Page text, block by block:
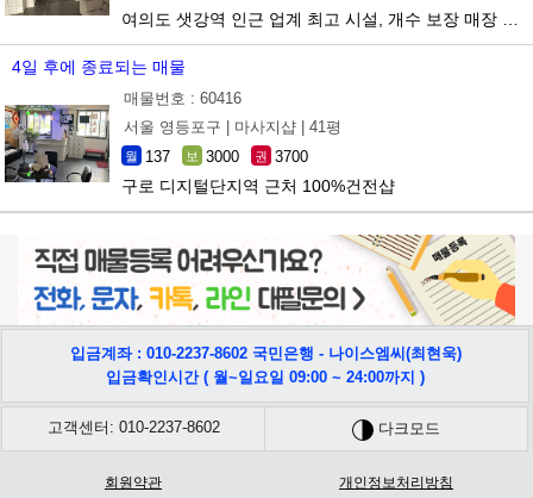
4일 후에 종료되는 매물
매물번호 : 60416
서울 영등포구 |
마사지샵 | 41평
월 137 보 3000 권 3700
구로 디지털단지역 근처 100%건전샵
입금계좌 : 010-2237-8602 국민은행 - 나이스엠씨(최현욱)
입금확인시간 ( 월~일요일 09:00 ~ 24:00까지 )
고객센터: 010-2237-8602 다크모드
회원약관 개인정보처리방침